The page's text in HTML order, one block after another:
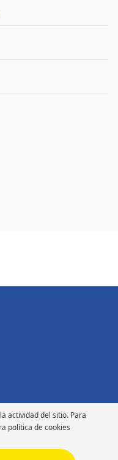
actividad del sitio. Para
política de cookies